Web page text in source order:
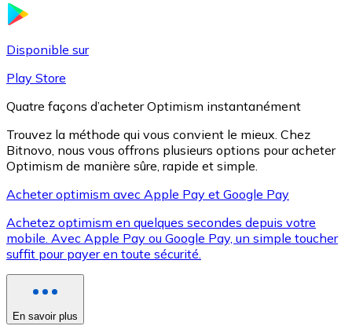
XRP
XRP
Voir toutes
Disponible sur
Play Store
Quatre façons d’acheter Optimism instantanément
Trouvez la méthode qui vous convient le mieux. Chez
Bitnovo, nous vous offrons plusieurs options pour acheter
Optimism de manière sûre, rapide et simple.
Acheter optimism avec Apple Pay et Google Pay
Achetez optimism en quelques secondes depuis votre
mobile. Avec Apple Pay ou Google Pay, un simple toucher
suffit pour payer en toute sécurité.
En savoir plus